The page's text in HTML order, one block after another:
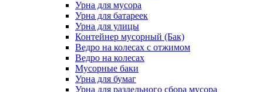
Урна для мусора
Урна для батареек
Урна для улицы
Контейнер мусорный (Бак)
Ведро на колесах с отжимом
Ведро на колесах
Мусорные баки
Урна для бумаг
Урна для раздельного сбора мусора